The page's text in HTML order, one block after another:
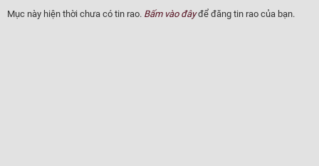
Mục này hiện thời chưa có tin rao. Bấm vào đâyđể đăng tin rao của bạn.